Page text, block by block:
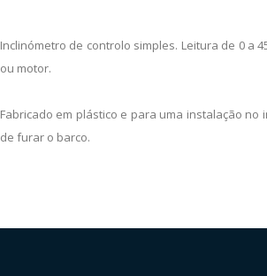
Inclinómetro de controlo simples. Leitura de 0 a
ou motor.
Fabricado em plástico e para uma instalação
de furar o barco.